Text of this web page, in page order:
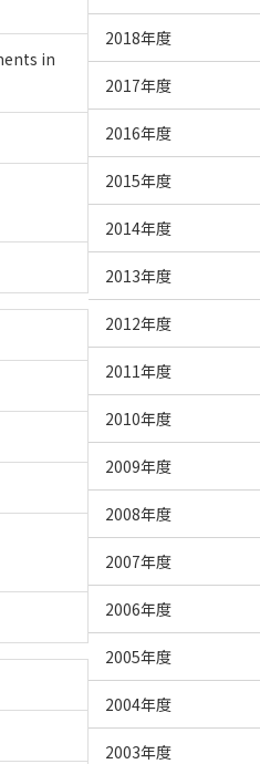
in
2018年度
2017年度
2016年度
2015年度
2014年度
2013年度
2012年度
2011年度
2010年度
2009年度
2008年度
2007年度
2006年度
2005年度
2004年度
2003年度